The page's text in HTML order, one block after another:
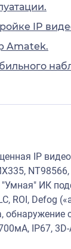
IP
Amatek.
IP
ИК
ROI, Defog
IP67,